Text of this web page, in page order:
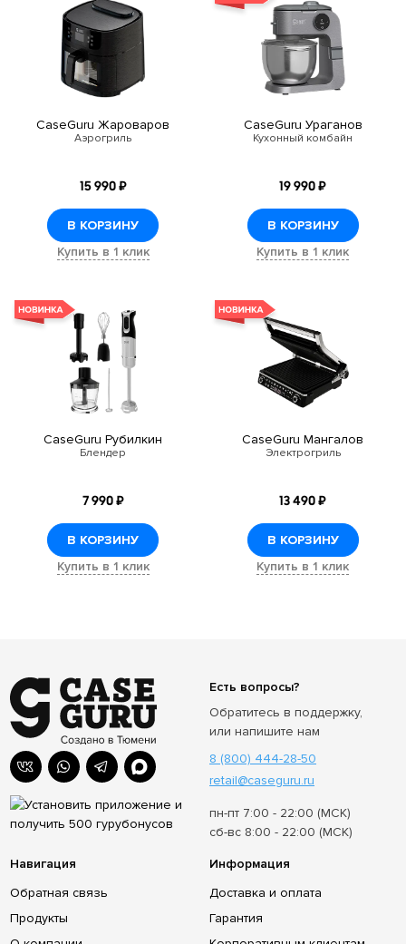
CaseGuru Жароваров
Аэрогриль
15 990 ₽
В КОРЗИНУ
Купить в 1 клик
CaseGuru Ураганов
Кухонный комбайн
19 990 ₽
В КОРЗИНУ
Купить в 1 клик
CaseGuru Рубилкин
Блендер
7 990 ₽
В КОРЗИНУ
Купить в 1 клик
CaseGuru Мангалов
Электрогриль
13 490 ₽
В КОРЗИНУ
Купить в 1 клик
Навигация
Обратная связь
Продукты
Информация
Доставка и оплата
Гарантия
Есть вопросы?
Обратитесь в поддержку,
или напишите нам
8 (800) 444-28-50
retail@caseguru.ru
пн-пт 7:00 - 22:00 (МСК)
сб-вс 8:00 - 22:00 (МСК)